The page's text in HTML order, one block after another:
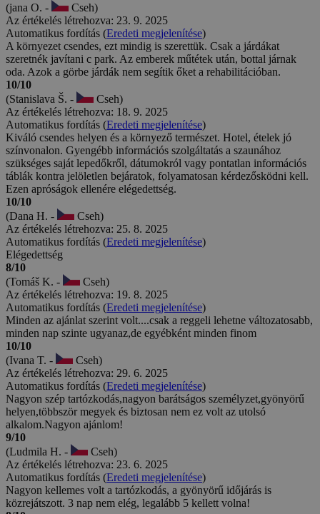
(jana O. -
Cseh)
Az értékelés létrehozva: 23. 9. 2025
Automatikus fordítás (Eredeti megjelenítése)
A környezet csendes, ezt mindig is szerettük. Csak a járdákat
szeretnék javítani c park. Az emberek műtétek után, bottal járnak
oda. Azok a görbe járdák nem segítik őket a rehabilitációban.
10/10
(Stanislava Š. -
Cseh)
Az értékelés létrehozva: 18. 9. 2025
Automatikus fordítás (Eredeti megjelenítése)
Kiváló csendes helyen és a környező természet. Hotel, ételek jó
színvonalon. Gyengébb információs szolgáltatás a szaunához
szükséges saját lepedőkről, dátumokról vagy pontatlan információs
táblák kontra jelöletlen bejáratok, folyamatosan kérdezősködni kell.
Ezen apróságok ellenére elégedettség.
10/10
(Dana H. -
Cseh)
Az értékelés létrehozva: 25. 8. 2025
Automatikus fordítás (Eredeti megjelenítése)
Elégedettség
8/10
(Tomáš K. -
Cseh)
Az értékelés létrehozva: 19. 8. 2025
Automatikus fordítás (Eredeti megjelenítése)
Minden az ajánlat szerint volt....csak a reggeli lehetne változatosabb,
minden nap szinte ugyanaz,de egyébként minden finom
10/10
(Ivana T. -
Cseh)
Az értékelés létrehozva: 29. 6. 2025
Automatikus fordítás (Eredeti megjelenítése)
Nagyon szép tartózkodás,nagyon barátságos személyzet,gyönyörű
helyen,többször megyek és biztosan nem ez volt az utolsó
alkalom.Nagyon ajánlom!
9/10
(Ludmila H. -
Cseh)
Az értékelés létrehozva: 23. 6. 2025
Automatikus fordítás (Eredeti megjelenítése)
Nagyon kellemes volt a tartózkodás, a gyönyörű időjárás is
közrejátszott. 3 nap nem elég, legalább 5 kellett volna!